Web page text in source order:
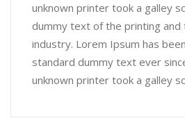
unknown printer took a galley
dummy text of the printing
industry. Lorem Ipsum has
standard dummy text ever
unknown printer took a galley